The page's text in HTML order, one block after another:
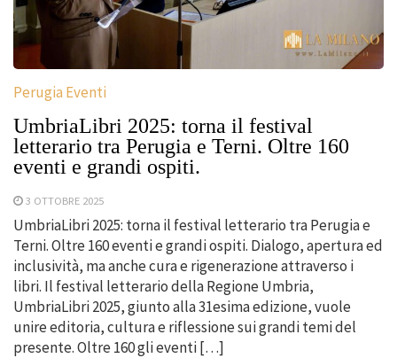
Perugia Eventi
UmbriaLibri 2025: torna il festival
letterario tra Perugia e Terni. Oltre 160
eventi e grandi ospiti.
3 OTTOBRE 2025
UmbriaLibri 2025: torna il festival letterario tra Perugia e
Terni. Oltre 160 eventi e grandi ospiti. Dialogo, apertura ed
inclusività, ma anche cura e rigenerazione attraverso i
libri. Il festival letterario della Regione Umbria,
UmbriaLibri 2025, giunto alla 31esima edizione, vuole
unire editoria, cultura e riflessione sui grandi temi del
presente. Oltre 160 gli eventi […]